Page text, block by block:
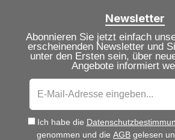
Newsletter
Abonnieren Sie jetzt einfach
erscheinenden Newsletter und
unter den Ersten sein, über
Angebote informiert
Ich habe die
genommen und die AGB gelesen